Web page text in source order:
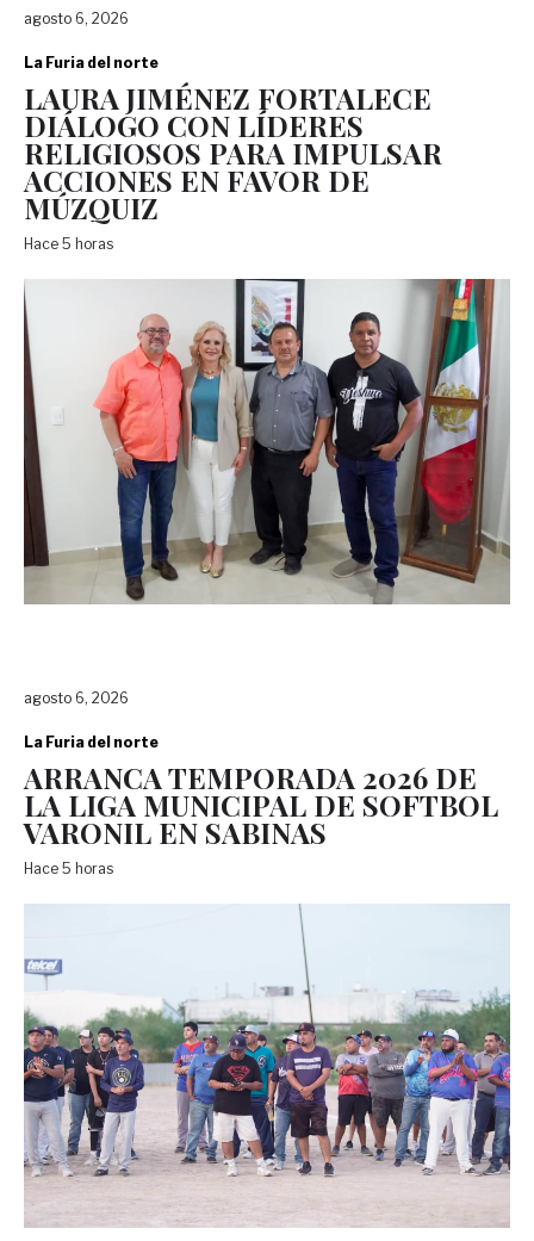
agosto 6, 2026
La Furia del norte
LAURA JIMÉNEZ FORTALECE
DIÁLOGO CON LÍDERES
RELIGIOSOS PARA IMPULSAR
ACCIONES EN FAVOR DE
MÚZQUIZ
Hace 5 horas
agosto 6, 2026
La Furia del norte
ARRANCA TEMPORADA 2026 DE
LA LIGA MUNICIPAL DE SOFTBOL
VARONIL EN SABINAS
Hace 5 horas